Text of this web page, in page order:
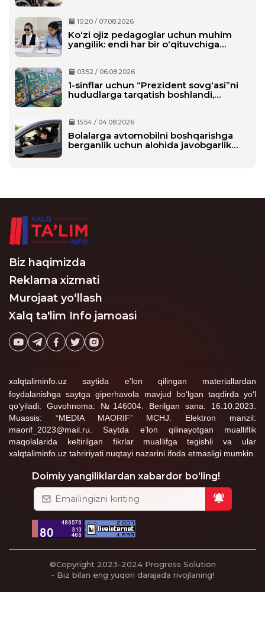
10:20 / 07.08.2026
Ko‘zi ojiz pedagoglar uchun muhim
yangilik: endi har bir o‘qituvchiga
03:52 / 06.08.2026
1-sinflar uchun “Prezident sovg‘asi”ni
hududlarga tarqatish boshlandi,
15:54 / 04.08.2026
Bolalarga avtomobilni boshqarishga
berganlik uchun alohida javobgarlik
Biz haqimizda
Reklama xizmati
Murojaat yo‘llash
Xalq ta'lim Info jamoasi
xalqtaliminfo.uz saytida e’lon qilingan materiallardan
foydalanishga saytga giperhavola mavjud bo‘lgan taqdirda yo‘l
qo‘yiladi. Guvohnoma: №146004. Berilgan sana: 16.10.2023.
Muassis: “MEDIA MAORIF” MCHJ. Elektron manzil:
maorif_2023@mail.ru. Saytda e’lon qilinayotgan mualliflik
maqolalarida keltirilgan fikrlar muallifga tegishli va ular
xalqtaliminfo.uz tahririyati nuqtayi nazarini ifoda etmasligi mumkin.
Doimiy yangiliklardan xabardor bo‘ling!
©Copyright 2023-2024 Progress Solution
- Biz bilan eng yuqori darajada rivojlaning!